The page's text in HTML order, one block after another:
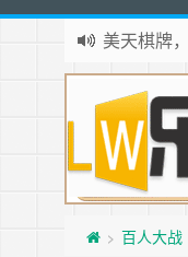
美天棋牌
> 百人大战